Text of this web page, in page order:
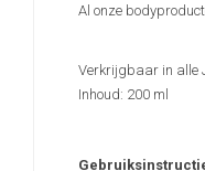
Al onze
Verkrijgbaar in alle
Inhoud: 200 ml